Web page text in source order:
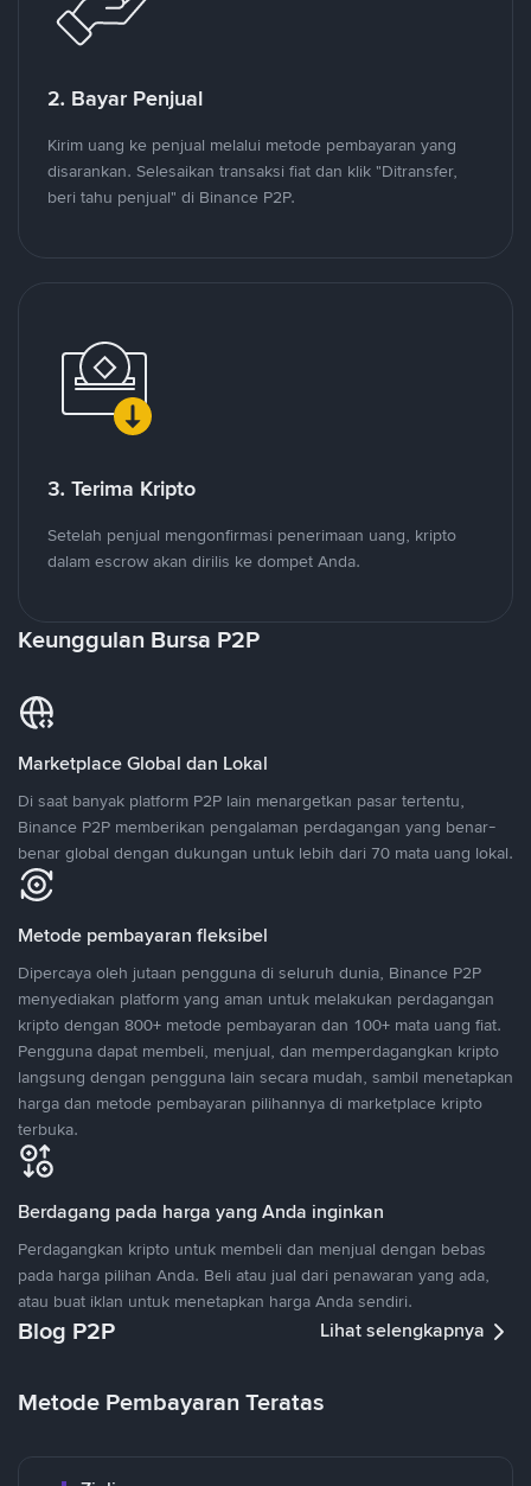
2. Bayar Penjual
Kirim uang ke penjual melalui metode pembayaran yang
disarankan. Selesaikan transaksi fiat dan klik "Ditransfer,
beri tahu penjual" di Binance P2P.
3. Terima Kripto
Setelah penjual mengonfirmasi penerimaan uang, kripto
dalam escrow akan dirilis ke dompet Anda.
Keunggulan Bursa P2P
Marketplace Global dan Lokal
Di saat banyak platform P2P lain menargetkan pasar tertentu,
Binance P2P memberikan pengalaman perdagangan yang benar-
benar global dengan dukungan untuk lebih dari 70 mata uang lokal.
Metode pembayaran fleksibel
Dipercaya oleh jutaan pengguna di seluruh dunia, Binance P2P
menyediakan platform yang aman untuk melakukan perdagangan
kripto dengan 800+ metode pembayaran dan 100+ mata uang fiat.
Pengguna dapat membeli, menjual, dan memperdagangkan kripto
langsung dengan pengguna lain secara mudah, sambil menetapkan
harga dan metode pembayaran pilihannya di marketplace kripto
terbuka.
Berdagang pada harga yang Anda inginkan
Perdagangkan kripto untuk membeli dan menjual dengan bebas
pada harga pilihan Anda. Beli atau jual dari penawaran yang ada,
atau buat iklan untuk menetapkan harga Anda sendiri.
Blog P2P Lihat selengkapnya
Metode Pembayaran Teratas